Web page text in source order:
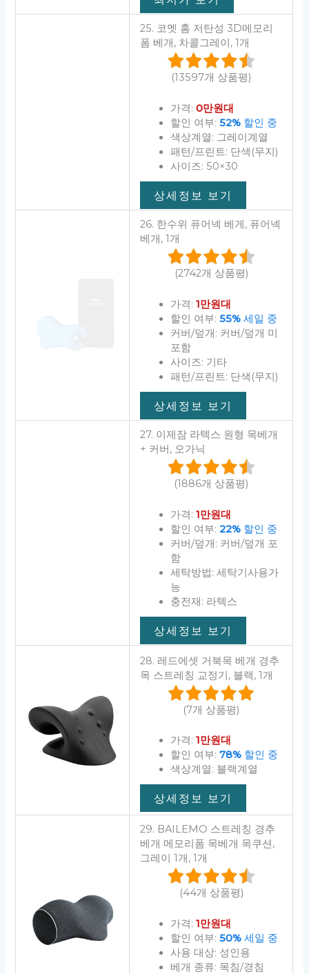
25. 코멧 홈 저탄성 3D메모리
폼 베개, 차콜그레이, 1개
(13597개 상품평)
가격: 0만원대
할인 여부: 52%할인 중
색상계열: 그레이계열
패턴/프린트: 단색(무지)
사이즈: 50×30
상세정보 보기
26. 한수위 퓨어넥 베게, 퓨어넥
베개, 1개
(2742개 상품평)
가격: 1만원대
할인 여부: 55%세일 중
커버/덮개: 커버/덮개 미
포함
사이즈: 기타
패턴/프린트: 단색(무지)
상세정보 보기
27. 이제잠 라텍스 원형 목베개
+ 커버, 오가닉
(1886개 상품평)
가격: 1만원대
할인 여부: 22%할인 중
커버/덮개: 커버/덮개 포
함
세탁방법: 세탁기사용가
능
충전재: 라텍스
상세정보 보기
28. 레드에셋 거북목 베개 경추
목 스트레칭 교정기, 블랙, 1개
(7개 상품평)
가격: 1만원대
할인 여부: 78%할인 중
색상계열: 블랙계열
상세정보 보기
29. BAILEMO 스트레칭 경추
베개 메모리폼 목베개 목쿠션,
그레이 1개, 1개
(44개 상품평)
가격: 1만원대
할인 여부: 50%세일 중
사용 대상: 성인용
베개 종류: 목침/경침